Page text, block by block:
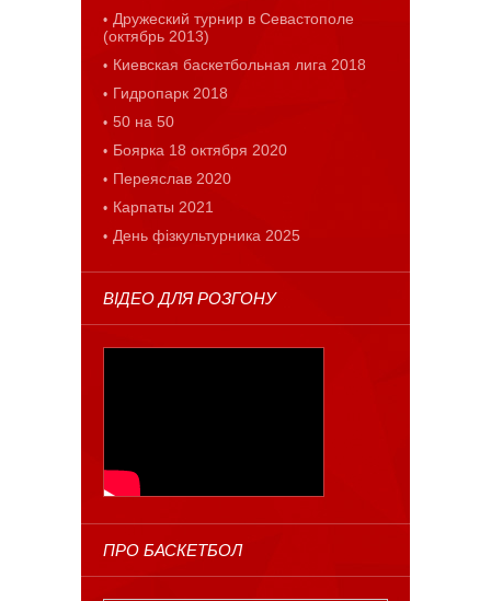
Дружеский турнир в Севастополе
(октябрь 2013)
Киевская баскетбольная лига 2018
Гидропарк 2018
50 на 50
Боярка 18 октября 2020
Переяслав 2020
Карпаты 2021
День фізкультурника 2025
ВІДЕО ДЛЯ РОЗГОНУ
ПРО БАСКЕТБОЛ